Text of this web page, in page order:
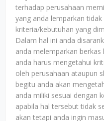
terhadap perusahaan
yang anda lemparkan tidak
kriteria/kebutuhan yang
Dalam hal ini anda
anda melemparkan
anda harus mengetahui
oleh perusahaan ataupun
begitu anda akan
anda miliki sesuai dengan
apabila hal tersebut tidak
akan tetapi anda ingin